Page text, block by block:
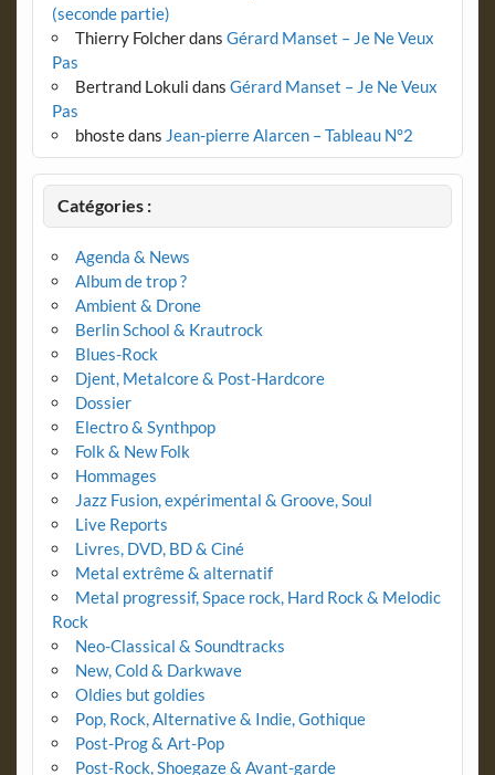
(seconde partie)
Thierry Folcherdans Gérard Manset – Je Ne Veux
Pas
Bertrand Lokuli dans Gérard Manset – Je Ne Veux
Pas
bhostedans Jean-pierre Alarcen – Tableau N°2
Catégories :
Agenda & News
Album de trop ?
Ambient & Drone
Berlin School & Krautrock
Blues-Rock
Djent, Metalcore & Post-Hardcore
Dossier
Electro & Synthpop
Folk & New Folk
Hommages
Jazz Fusion, expérimental & Groove, Soul
Live Reports
Livres, DVD, BD & Ciné
Metal extrême & alternatif
Metal progressif, Space rock, Hard Rock & Melodic
Rock
Neo-Classical & Soundtracks
New, Cold & Darkwave
Oldies but goldies
Pop, Rock, Alternative & Indie, Gothique
Post-Prog & Art-Pop
Post-Rock, Shoegaze & Avant-garde